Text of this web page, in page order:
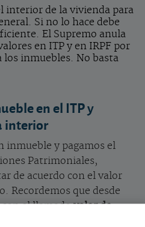
interior de la vivienda para
Si no lo hace debe
El Supremo anula
en ITP y en IRPF por
inmuebles. No basta
en el ITP y
interior
inmueble y pagamos el
Patrimoniales,
de acuerdo con el valor
Recordemos que desde
con el llamadovalor de